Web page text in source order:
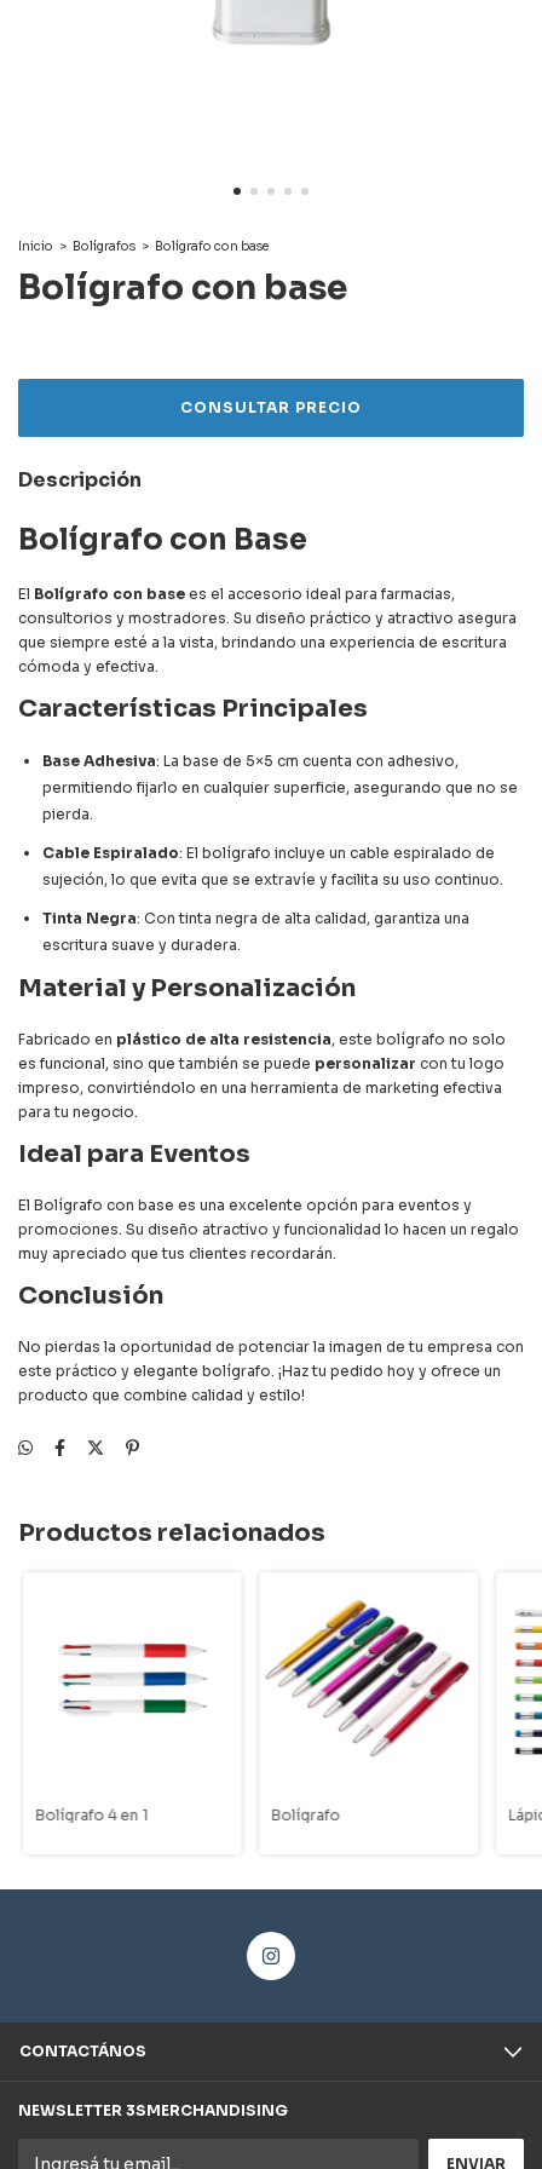
Inicio > Bolígrafos > Bolígrafo con base
Bolígrafo con base
Descripción
Bolígrafo con Base
El Bolígrafo con base es el accesorio ideal para farmacias,
consultorios y mostradores. Su diseño práctico y atractivo asegura
que siempre esté a la vista, brindando una experiencia de escritura
cómoda y efectiva.
Características Principales
Base Adhesiva: La base de 5×5 cm cuenta con adhesivo,
permitiendo fijarlo en cualquier superficie, asegurando que no se
pierda.
Cable Espiralado: El bolígrafo incluye un cable espiralado de
sujeción, lo que evita que se extravíe y facilita su uso continuo.
Tinta Negra: Con tinta negra de alta calidad, garantiza una
escritura suave y duradera.
Material y Personalización
Fabricado en plástico de alta resistencia, este bolígrafo no solo
es funcional, sino que también se puede personalizar con tu logo
impreso, convirtiéndolo en una herramienta de marketing efectiva
para tu negocio.
Ideal para Eventos
El Bolígrafo con base es una excelente opción para eventos y
promociones. Su diseño atractivo y funcionalidad lo hacen un regalo
muy apreciado que tus clientes recordarán.
Conclusión
No pierdas la oportunidad de potenciar la imagen de tu empresa con
este práctico y elegante bolígrafo. ¡Haz tu pedido hoy y ofrece un
producto que combine calidad y estilo!
Productos relacionados
Bolígrafo 4 en 1 Bolígrafo
CONTACTÁNOS
NEWSLETTER 3SMERCHANDISING